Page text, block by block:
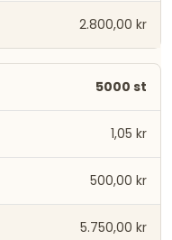
2.800,00 kr
5000 st
1,05 kr
500,00 kr
5.750,00 kr